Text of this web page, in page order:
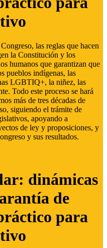
las reglas que hacen
la Constitución y los
humanos que garantizan que
pueblos indígenas, las
LGBTIQ+, la niñez, las
Todo este proceso se hará
más de tres décadas de
siguiendo el trámite de
apoyando a
de ley y proposiciones, y
y sus resultados.
dinámicas
de
para